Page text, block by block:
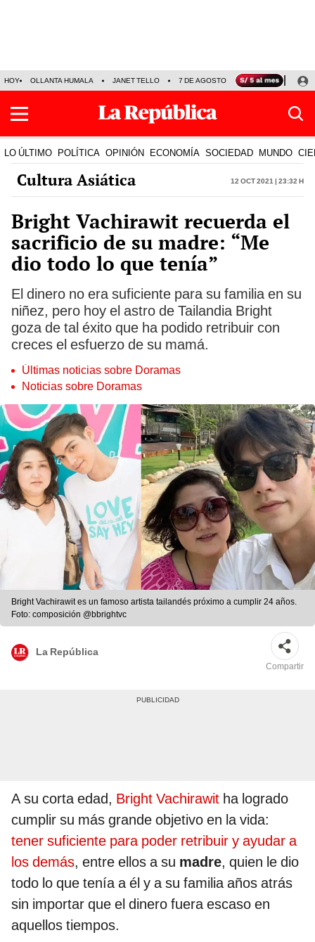
HOY OLLANTA HUMALA JANET TELLO 7 DE AGOSTO TINKA RESULTADOS
LO ÚLTIMO POLÍTICA OPINIÓN ECONOMÍA SOCIEDAD MUNDO
Cultura Asiática 12 Oct 2021 | 23:32 h
Bright Vachirawit recuerda el
sacrificio de su madre: “Me
dio todo lo que tenía”
El dinero no era suficiente para su familia en su
niñez, pero hoy el astro de Tailandia Bright
goza de tal éxito que ha podido retribuir con
creces el esfuerzo de su mamá.
Últimas noticias sobre Doramas
Noticias sobre Doramas
Bright Vachirawit es un famoso artista tailandés próximo a cumplir 24 años.
Foto: composición @bbrightvc
La República
Compartir
A su corta edad, Bright Vachirawit ha logrado
cumplir su más grande objetivo en la vida:
tener suficiente para poder retribuir y ayudar a
los demás, entre ellos a su madre, quien le dio
todo lo que tenía a él y a su familia años atrás
sin importar que el dinero fuera escaso en
aquellos tiempos.